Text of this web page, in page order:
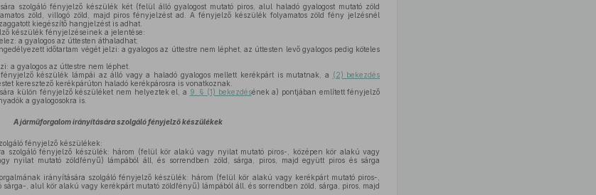
szolgáló fényjelző készülék két (felül álló gyalogost mutató piros, alul haladó gyalogost mutató zöld
zöld, villogó zöld, majd piros fényjelzést ad. A fényjelző készülék folyamatos zöld fény jelzésnél
kiegészítő hangjelzést is adhat.
készülék fényjelzéseinek a jelentése:
a gyalogos az úttesten áthaladhat;
időtartam végét jelzi: a gyalogos az úttestre nem léphet, az úttesten levő gyalogos pedig köteles
a gyalogos az úttestre nem léphet.
készülék lámpái az álló vagy a haladó gyalogos mellett kerékpárt is mutatnak, a (2) bekezdés
keresztező kerékpárúton haladó kerékpárosra is vonatkoznak.
külön fényjelző készüléket nem helyeztek el, a 9. § (1) bekezdésének a) pontjában említett fényjelző
a gyalogosokra is.
A járműforgalom irányítására szolgáló fényjelző készülékek
fényjelző készülékek:
szolgáló fényjelző készülék: három (felül kör alakú vagy nyilat mutató piros-, középen kör alakú vagy
nyilat mutató zöldfényű) lámpából áll, és sorrendben zöld, sárga, piros, majd együtt piros és sárga
irányítására szolgáló fényjelző készülék: három (felül kör alakú vagy kerékpárt mutató piros-,
, alul kör alakú vagy kerékpárt mutató zöldfényű) lámpából áll, és sorrendben zöld, sárga, piros, majd